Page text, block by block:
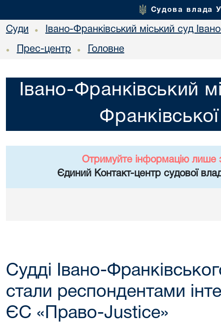
Судова влада
Суди • Івано-Франківський міський суд
• Прес-центр • Головне
Івано-Франківський
Отримуйте інформацію лише
Єдиний Контакт-центр судової
Судді Івано-
стали респондентами
ЄС «Право-Justice»